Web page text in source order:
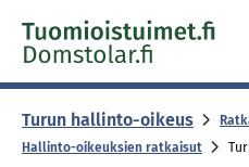
Skip to content -
Turun hallinto-oikeus
Hallinto-oikeuksien ratkaisut